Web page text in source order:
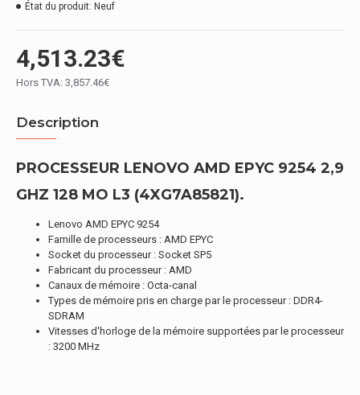
4,513.23€
Hors TVA: 3,857.46€
État du produit: Neuf
Description
PROCESSEUR LENOVO AMD EPYC 9254 2,9
GHZ 128 MO L3 (4XG7A85821).
Lenovo AMD EPYC 9254
Famille de processeurs : AMD EPYC
Socket du processeur : Socket SP5
Fabricant du processeur : AMD
Canaux de mémoire : Octa-canal
Types de mémoire pris en charge par le processeur : DDR4-
SDRAM
Vitesses d'horloge de la mémoire supportées par le processeur
: 3200 MHz